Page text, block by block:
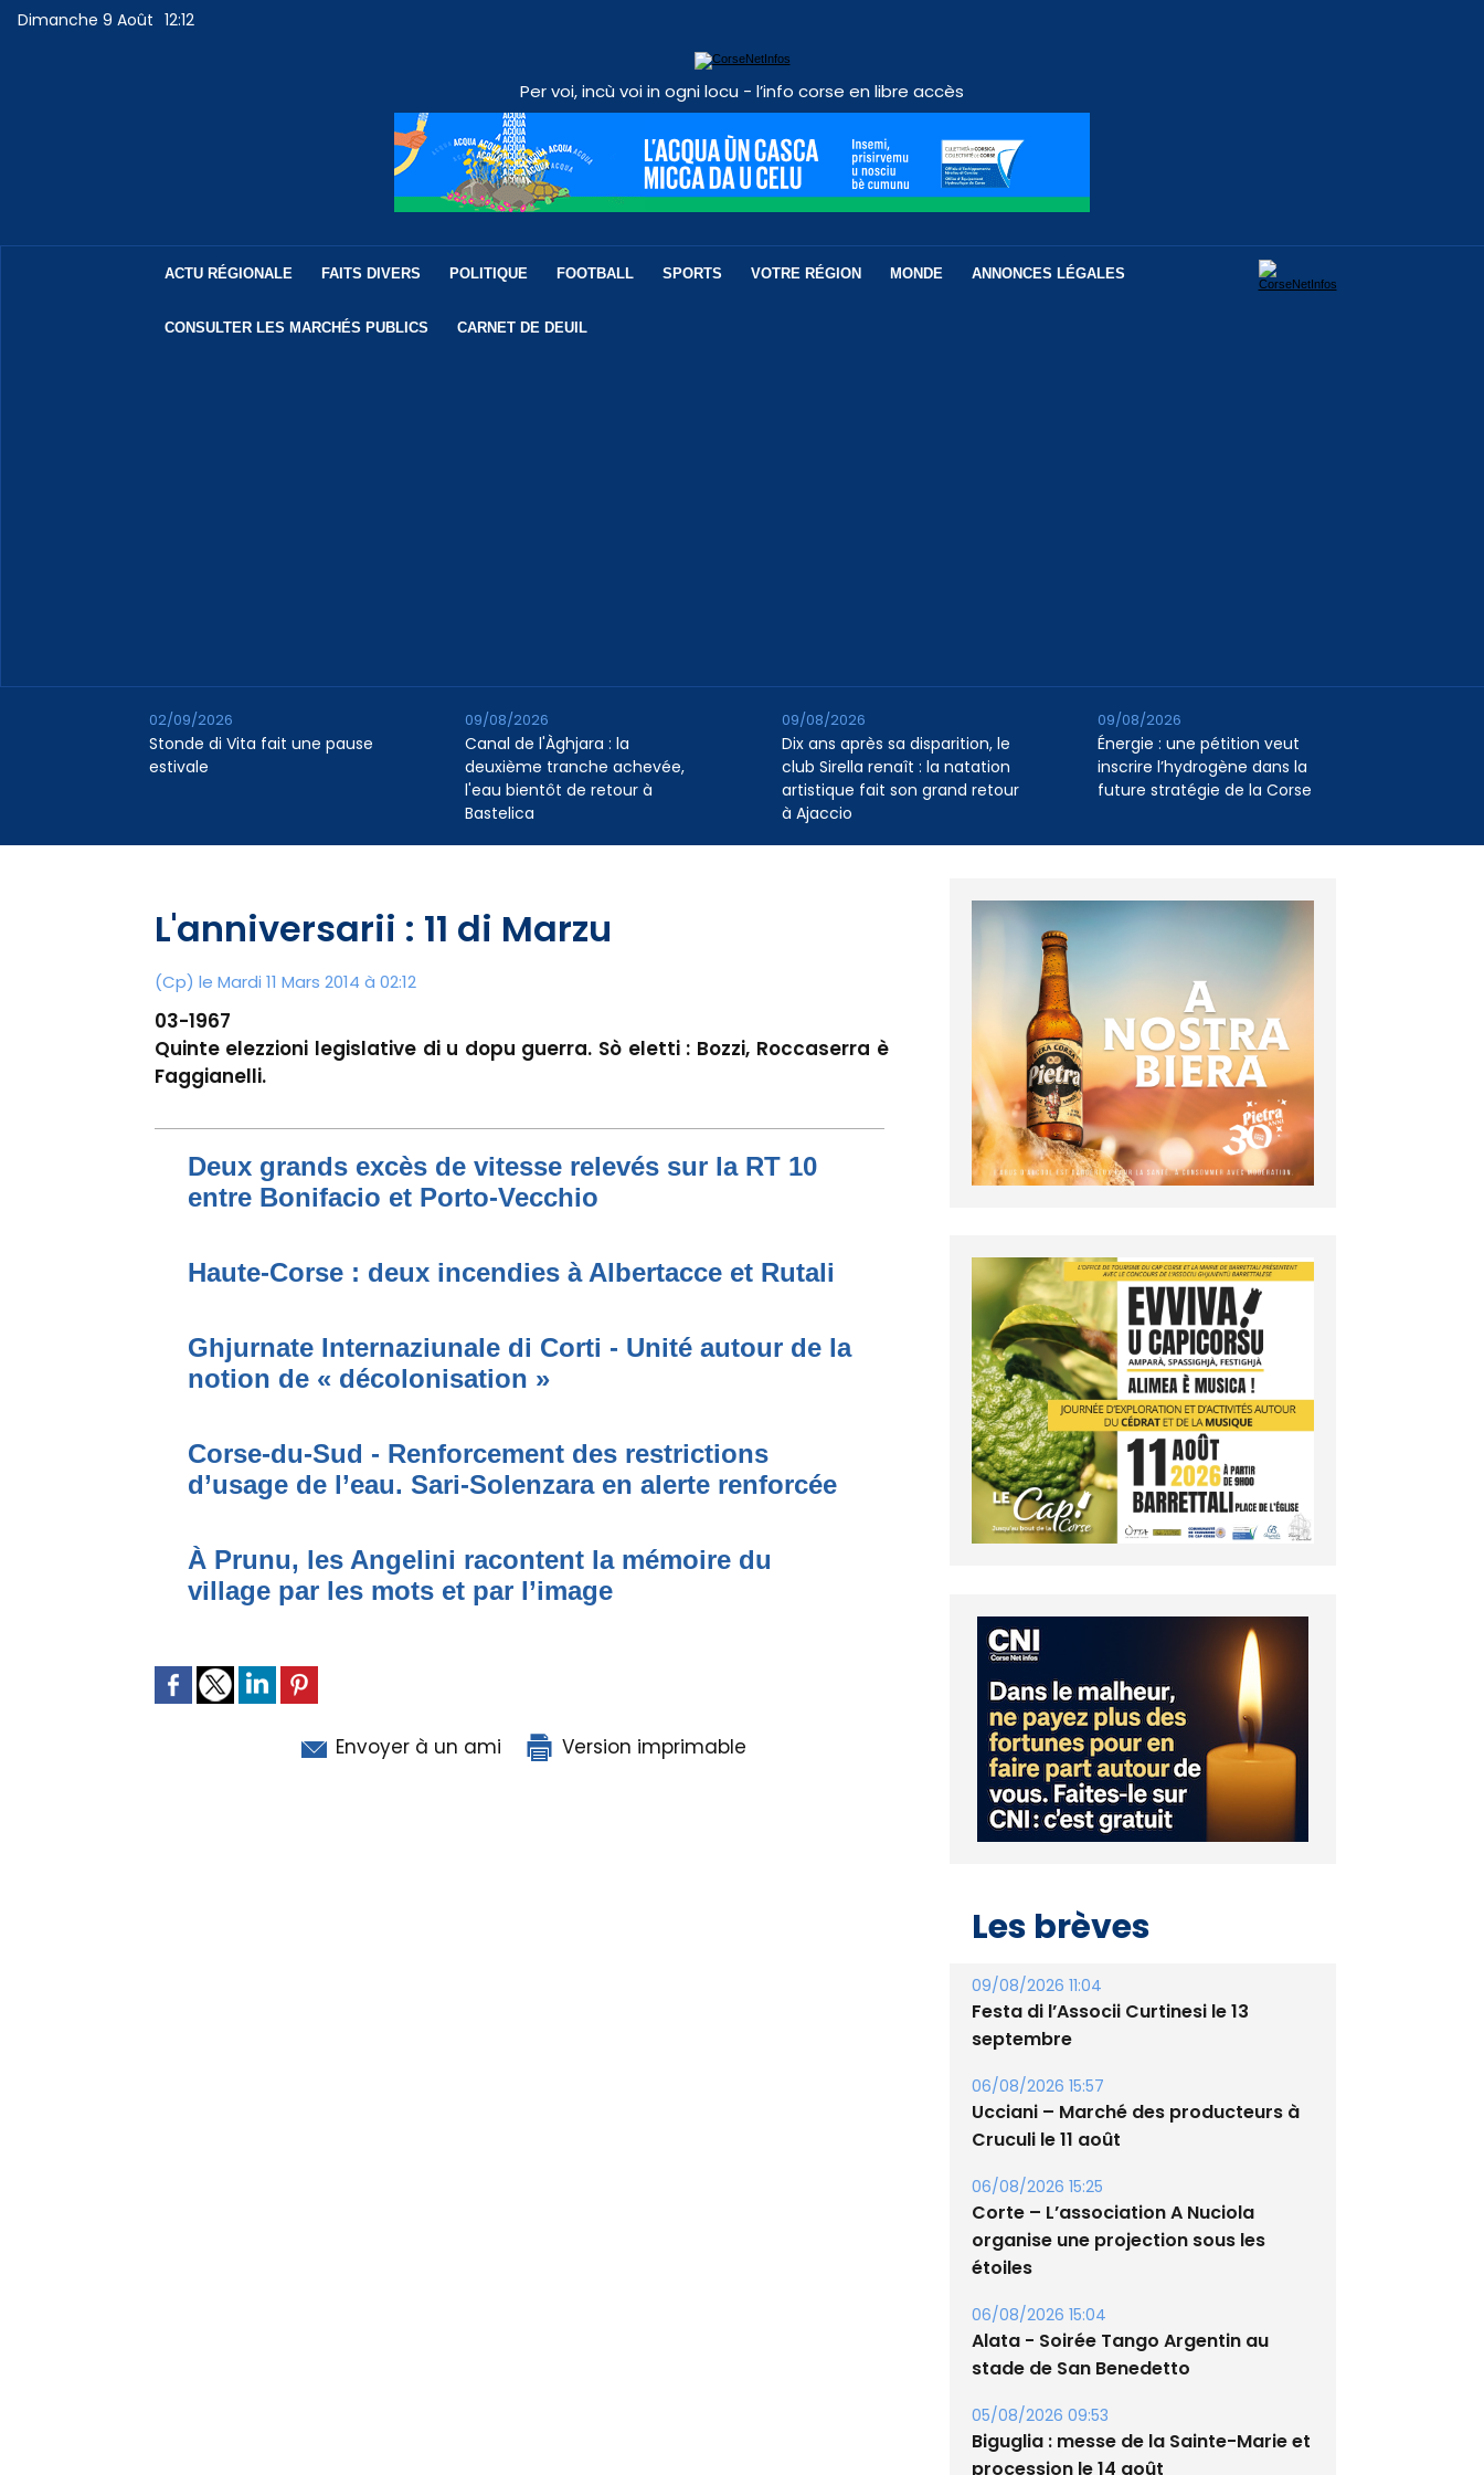
Dimanche 9 Août 12:12
Per voi, incù voi in ogni locu - l’info corse en libre accès
ACTU RÉGIONALE FAITS DIVERS POLITIQUE FOOTBALL SPORTS VOTRE RÉGION MONDE ANNONCES LÉGALES
CONSULTER LES MARCHÉS PUBLICS CARNET DE DEUIL
Stonde di Vita fait une pause
estivale
02/09/2026
Canal de l'Àghjara : la
deuxième tranche achevée,
l'eau bientôt de retour à
Bastelica
09/08/2026
Dix ans après sa disparition, le
club Sirella renaît : la natation
artistique fait son grand retour
à Ajaccio
09/08/2026
Énergie : une pétition veut
inscrire l’hydrogène dans la
future stratégie de la Corse
09/08/2026
L'anniversarii : 11 di Marzu
(Cp) le Mardi 11 Mars 2014 à 02:12
03-1967
Quinte elezzioni legislative di u dopu guerra. Sò eletti : Bozzi, Roccaserra è
Faggianelli.
Deux grands excès de vitesse relevés sur la RT 10
entre Bonifacio et Porto-Vecchio
Haute-Corse : deux incendies à Albertacce et Rutali
Ghjurnate Internaziunale di Corti - Unité autour de la
notion de « décolonisation »
Corse-du-Sud - Renforcement des restrictions
d’usage de l’eau. Sari-Solenzara en alerte renforcée
À Prunu, les Angelini racontent la mémoire du
village par les mots et par l’image
Envoyer à un ami Version imprimable
Les brèves
09/08/2026 11:04
septembre
06/08/2026 15:57
Cruculi le 11 août
06/08/2026 15:25
Corte – L’association A Nuciola
étoiles
06/08/2026 15:04
stade de San Benedetto
05/08/2026 09:53